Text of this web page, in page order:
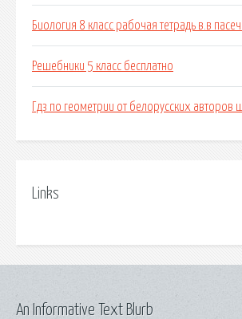
Биология 8 класс рабочая тетрадь в.в
Решебники 5 класс бесплатно
Гдз по геометрии от белорусских авторов
Links
An Informative Text Blurb